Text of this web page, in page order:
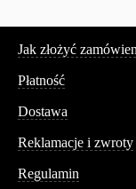
Jak złożyć
Płatność
Dostawa
Reklamacje i zwroty
Regulamin